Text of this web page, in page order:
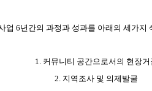
업 6년간의 과정과 성과를 아래의 세가
1. 커뮤니티 공간으로서의 현장거
2. 지역조사 및 의제발굴